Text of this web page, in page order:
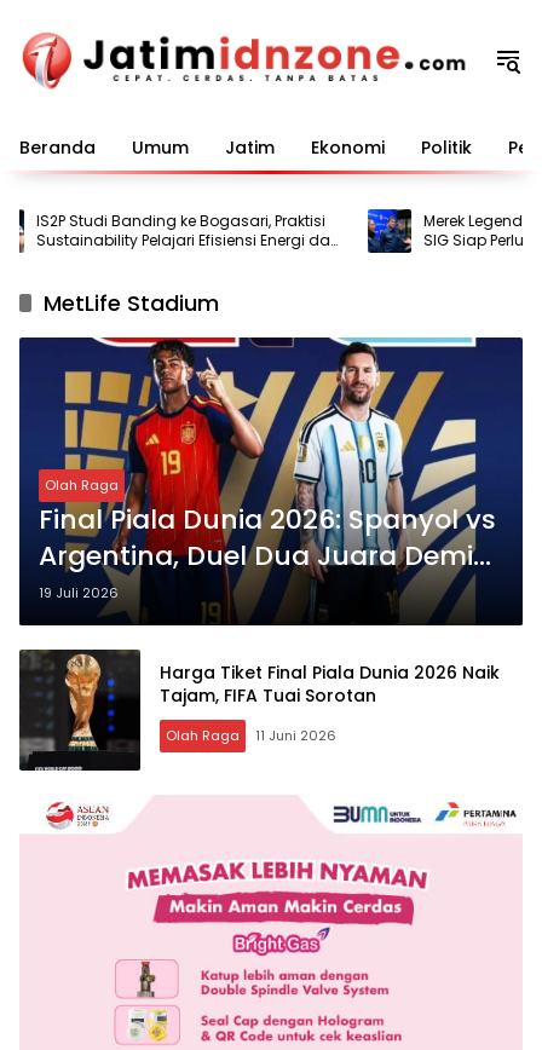
konten
Beranda Umum Jatim Ekonomi Politik
IS2P Studi Banding ke Bogasari, Praktisi
Sustainability Pelajari Efisiensi Energi dan
Air
Merek Legendaris
SIG Siap Perluas
MetLife Stadium
Olah Raga
Final Piala Dunia 2026: Spanyol vs
Argentina, Duel Dua Juara Demi
Takhta Dunia
19 Juli 2026
Harga Tiket Final Piala Dunia 2026 Naik
Tajam, FIFA Tuai Sorotan
Olah Raga 11 Juni 2026